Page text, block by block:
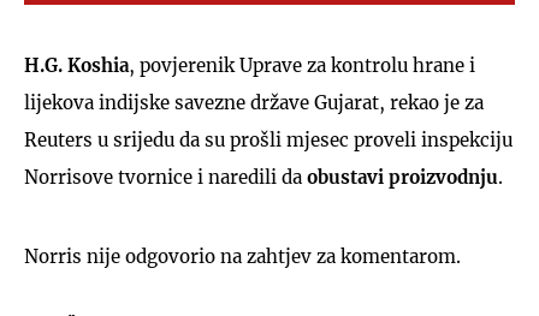
H.G. Koshia, povjerenik Uprave za kontrolu hrane i
lijekova indijske savezne države Gujarat, rekao je za
Reuters u srijedu da su prošli mjesec proveli inspekciju
Norrisove tvornice i naredili da obustavi proizvodnju.
Norris nije odgovorio na zahtjev za komentarom.